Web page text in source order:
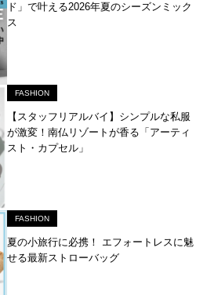
ド」で叶える2026年夏のシーズンミック
ス
FASHION
【スタッフリアルバイ】シンプルな私服
が激変！南仏リゾートが香る「アーティ
スト・カプセル」
FASHION
夏の小旅行に必携！ エフォートレスに魅
せる最新ストローバッグ